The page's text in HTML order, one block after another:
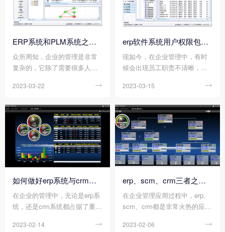
作，根本就发挥不出erp软件系
统的真正效用。因此，为了保
证erp软件系统能得以正常发
挥，我们一定要做好相关的后
具有真实性，让企业工作能够
顺利的进行。那么您知道如何
结合ERP系统更好地完善会计
稽核工作吗?
ERP系统和PLM系统之间的关系是怎样的?
众所周知，企业的管理是非常
复杂的，它除了需要很多人才
应用解决方案等等，例如ERP
系统和PLM系统在企业应对和
克服某些所面临的挑战的过程
中，皆扮演着非常重要的角
色。
2023-03-22 
erp软件系统用户权限包括有哪些内容?
现如今，在企业管理中，有时
候会出现员工职责不清晰，授
这些问题时，通常都难以归属
管理上的低效和混乱。因此，e
rp软件系统作为企业的核心管
理系统，只有在用户权限控制
体系上做得足够精细，才能去
适配权责分明的管理制度。那
么您知道erp软件系统用户权限
包括有哪些内容吗?
2023-03-15 
如何做好erp系统与crm系统的对比分析?
在企业的管理中，无论是erp系
统，还是crm系统都占据了重要
的作用。erp系统与crm系统两
2023-02-14 
erp、scm、crm三者之间的关系如何?
在企业管理应用过程中，erp、
scm、crm都是非常火热的应用
很大的不同，但无论是erp、sc
2023-02-06 